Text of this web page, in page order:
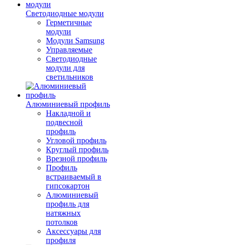
Светодиодные модули
Герметичные
модули
Модули Samsung
Управляемые
Светодиодные
модули для
светильников
Алюминиевый профиль
Накладной и
подвесной
профиль
Угловой профиль
Круглый профиль
Врезной профиль
Профиль
встраиваемый в
гипсокартон
Алюминиевый
профиль для
натяжных
потолков
Аксессуары для
профиля